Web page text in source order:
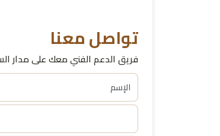
تواصل معنا
فريق الدعم الفني معك على مدار